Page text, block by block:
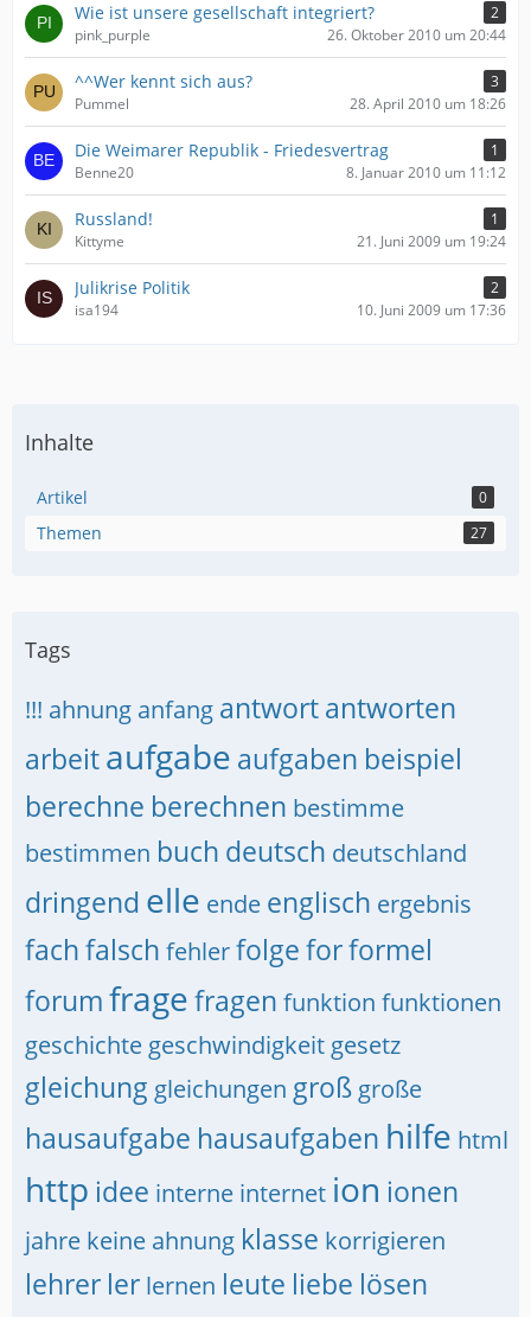
Wie ist unsere gesellschaft integriert?
2
pink_purple
26. Oktober 2010 um 20:44
^^Wer kennt sich aus?
3
Pummel
28. April 2010 um 18:26
Die Weimarer Republik - Friedesvertrag
1
Benne20
8. Januar 2010 um 11:12
Russland!
1
Kittyme
21. Juni 2009 um 19:24
Julikrise Politik
2
isa194
10. Juni 2009 um 17:36
Inhalte
Artikel 0
Themen 27
Tags
!!! ahnung anfang antwortantworten
arbeitaufgabe aufgaben beispiel
berechne berechnen bestimme
bestimmen buch deutsch deutschland
dringend elle ende englisch ergebnis
fachfalsch fehlerfolgeforformel
forumfragefragen funktion funktionen
geschichte geschwindigkeit gesetz
gleichung gleichungen groß große
hausaufgabe hausaufgaben hilfe html
http idee interne internet ion ionen
jahre keine ahnung klasse korrigieren
lehrer ler lernen leute liebe lösen